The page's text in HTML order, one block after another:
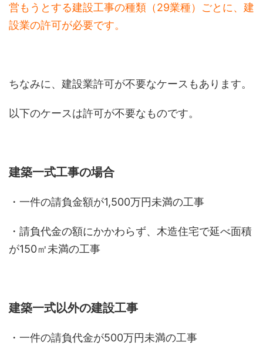
営もうとする建設工事の種類（29業種）ごとに、建
設業の許可が必要です。
ちなみに、建設業許可が不要なケースもあります。
以下のケースは許可が不要なものです。
建築一式工事の場合
・一件の請負金額が1,500万円未満の工事
・請負代金の額にかかわらず、木造住宅で延べ面積
が150㎡未満の工事
建築一式以外の建設工事
・一件の請負代金が500万円未満の工事